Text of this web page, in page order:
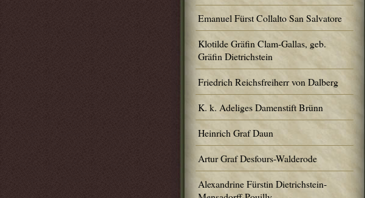
Emanuel Fürst Collalto San Salvatore
Klotilde Gräfin Clam-Gallas, geb.
Gräfin Dietrichstein
Friedrich Reichsfreiherr von Dalberg
K. k. Adeliges Damenstift Brünn
Heinrich Graf Daun
Artur Graf Desfours-Walderode
Alexandrine Fürstin Dietrichstein-